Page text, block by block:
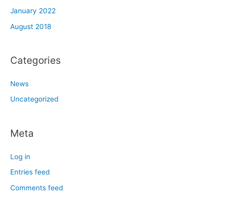
January 2022
August 2018
Categories
News
Uncategorized
Meta
Log in
Entries feed
Comments feed